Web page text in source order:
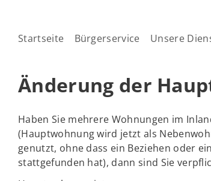
Startseite Bürgerservice Unsere
Änderung der
Haben Sie mehrere Wohnungen im
(Hauptwohnung wird jetzt als
genutzt, ohne dass ein Beziehen oder
stattgefunden hat), dann sind Sie